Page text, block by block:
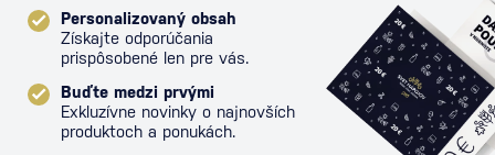
Personalizovaný obsah
Získajte odporúčania
prispôsobené len pre vás.
Buďte medzi prvými
Exkluzívne novinky o najnovších
produktoch a ponukách.